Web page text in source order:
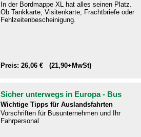
In der Bordmappe XL hat alles seinen Platz.
Ob Tankkarte, Visitenkarte, Frachtbriefe oder
Fehlzeitenbescheinigung.
Preis: 26,06 € (21,90+MwSt)
Sicher unterwegs in Europa - Bus
Wichtige Tipps für Auslandsfahrten
Vorschriften für Busunternehmen und Ihr
Fahrpersonal